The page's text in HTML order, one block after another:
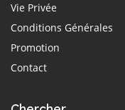
Vie Privée
Conditions Générales
Promotion
Contact